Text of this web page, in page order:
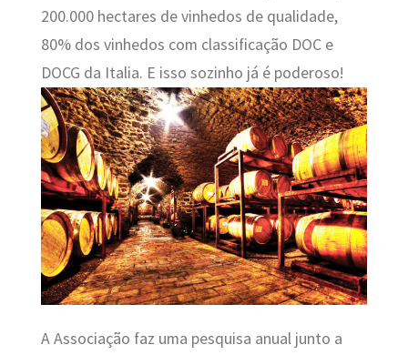
200.000 hectares de vinhedos de qualidade,
80% dos vinhedos com classificação DOC e
DOCG da Italia. E isso sozinho já é poderoso!
A Associação faz uma pesquisa anual junto a